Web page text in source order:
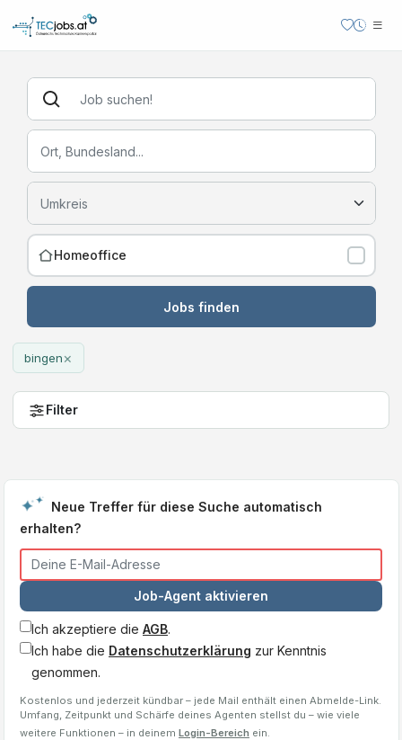
Homeoffice
Jobs finden
bingen×
Filter
Neue Treffer für diese Suche automatisch
erhalten?
Job-Agent aktivieren
Ich akzeptiere die AGB.
Ich habe die Datenschutzerklärung zur Kenntnis
genommen.
Kostenlos und jederzeit kündbar – jede Mail enthält einen Abmelde-Link.
Umfang, Zeitpunkt und Schärfe deines Agenten stellst du – wie viele
weitere Funktionen – in deinem Login-Bereich ein.